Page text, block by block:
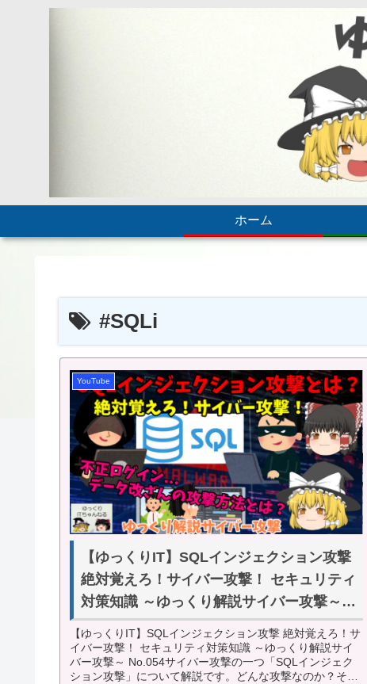
ホーム
#SQLi
YouTube
【ゆっくりIT】SQLインジェクション攻撃
絶対覚えろ！サイバー攻撃！ セキュリティ
対策知識 ～ゆっくり解説サイバー攻撃～
No.054
【ゆっくりIT】SQLインジェクション攻撃 絶対覚えろ！サ
イバー攻撃！ セキュリティ対策知識 ～ゆっくり解説サイ
バー攻撃～ No.054サイバー攻撃の一つ「SQLインジェク
ション攻撃」について解説です。どんな攻撃なのか？その